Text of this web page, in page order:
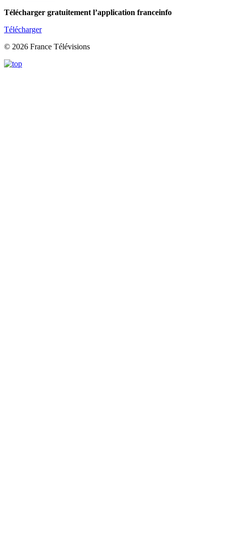
Télécharger gratuitement l’application franceinfo
Télécharger
© 2026 France Télévisions